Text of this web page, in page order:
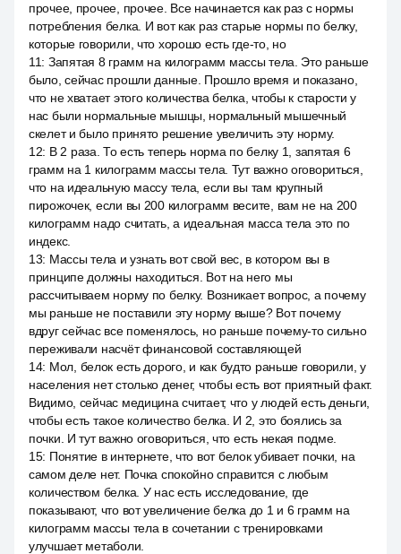
прочее, прочее, прочее. Все начинается как раз с нормы
потребления белка. И вот как раз старые нормы по белку,
которые говорили, что хорошо есть где-то, но
11: Запятая 8 грамм на килограмм массы тела. Это раньше
было, сейчас прошли данные. Прошло время и показано,
что не хватает этого количества белка, чтобы к старости у
нас были нормальные мышцы, нормальный мышечный
скелет и было принято решение увеличить эту норму.
12: В 2 раза. То есть теперь норма по белку 1, запятая 6
грамм на 1 килограмм массы тела. Тут важно оговориться,
что на идеальную массу тела, если вы там крупный
пирожочек, если вы 200 килограмм весите, вам не на 200
килограмм надо считать, а идеальная масса тела это по
индекс.
13: Массы тела и узнать вот свой вес, в котором вы в
принципе должны находиться. Вот на него мы
рассчитываем норму по белку. Возникает вопрос, а почему
мы раньше не поставили эту норму выше? Вот почему
вдруг сейчас все поменялось, но раньше почему-то сильно
переживали насчёт финансовой составляющей
14: Мол, белок есть дорого, и как будто раньше говорили, у
населения нет столько денег, чтобы есть вот приятный факт.
Видимо, сейчас медицина считает, что у людей есть деньги,
чтобы есть такое количество белка. И 2, это боялись за
почки. И тут важно оговориться, что есть некая подме.
15: Понятие в интернете, что вот белок убивает почки, на
самом деле нет. Почка спокойно справится с любым
количеством белка. У нас есть исследование, где
показывают, что вот увеличение белка до 1 и 6 грамм на
килограмм массы тела в сочетании с тренировками
улучшает метаболи.